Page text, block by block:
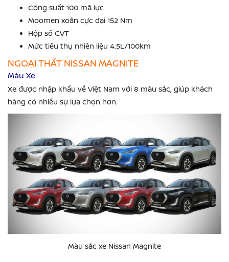
Công suất 100 mã lực
Moomen xoắn cực đại 152 Nm
Hộp số CVT
Mức tiêu thụ nhiên liệu 4.5L/100km
NGOẠI THẤT NISSAN MAGNITE
Màu Xe
Xe được nhập khẩu về Việt Nam với 8 màu sắc, giúp khách
hàng có nhiều sự lựa chọn hơn.
Màu sắc xe Nissan Magnite